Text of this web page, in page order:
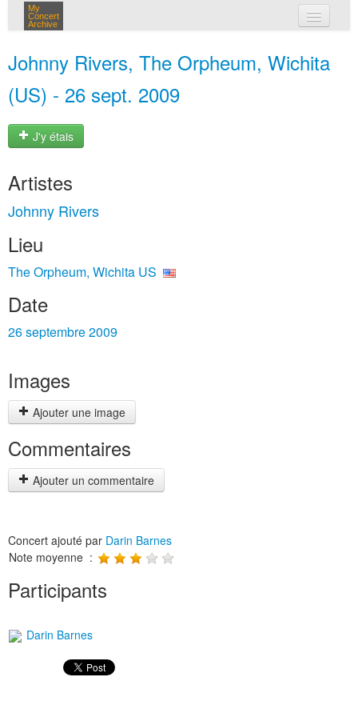
My
Concert
Archive
Johnny Rivers, The Orpheum, Wichita
(US) - 26 sept. 2009
J'y étais
Artistes
Johnny Rivers
Lieu
The Orpheum, Wichita US
Date
26 septembre 2009
Images
Ajouter une image
Commentaires
Ajouter un commentaire
Concert ajouté par Darin Barnes
Note moyenne :
Participants
Darin Barnes